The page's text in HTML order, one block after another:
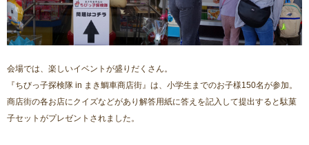
会場では、楽しいイベントが盛りだくさん。
『ちびっ子探検隊 in まき鯛車商店街』は、小学生までのお子様150名が参加。
商店街の各お店にクイズなどがあり解答用紙に答えを記入して提出すると駄菓
子セットがプレゼントされました。